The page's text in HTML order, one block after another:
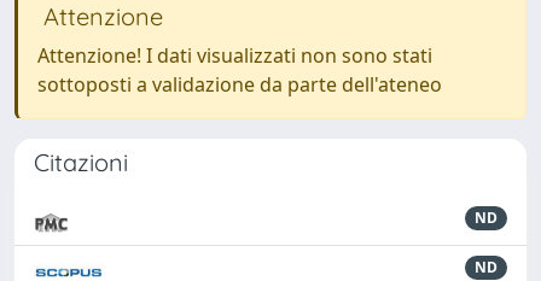
Attenzione
Attenzione! I dati visualizzati non sono stati
sottoposti a validazione da parte dell'ateneo
Citazioni
ND
ND